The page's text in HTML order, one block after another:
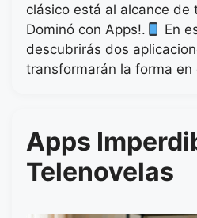
clásico está al alcance de
Dominó con Apps!.
En
descubrirás dos
transformarán la forma
Apps
Telenovelas